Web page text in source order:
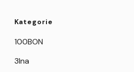
Kategorie
100BON
3Ina